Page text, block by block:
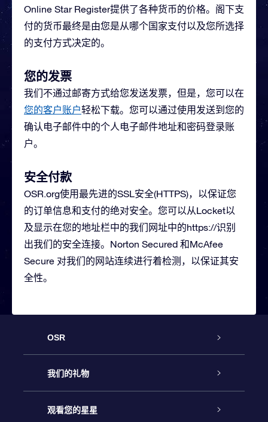
Online Star Register提供了各种货币的价格。阁下支
付的货币最终是由您是从哪个国家支付以及您所选择
的支付方式决定的。
您的发票
我们不通过邮寄方式给您发送发票，但是，您可以在
您的客户账户轻松下载。您可以通过使用发送到您的
确认电子邮件中的个人电子邮件地址和密码登录账
户。
安全付款
OSR.org使用最先进的SSL安全(HTTPS)，以保证您
的订单信息和支付的绝对安全。您可以从Locket以
及显示在您的地址栏中的我们网址中的https://识别
出我们的安全连接。Norton Secured 和McAfee
Secure 对我们的网站连续进行着检测，以保证其安
全性。
OSR
客户服务
联系我们
我们的礼物
Online Star礼物
观看您的星星